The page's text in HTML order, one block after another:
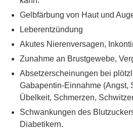
Gelbfärbung von Haut und
Leberentzündung
Akutes Nierenversagen,
Zunahme an Brustgewebe,
Absetzerscheinungen bei
Gabapentin-Einnahme (Angst,
Übelkeit, Schmerzen,
Schwankungen des
Diabetikern.